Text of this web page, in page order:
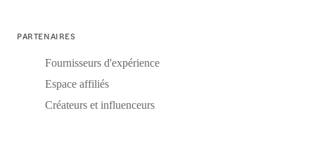
PARTENAIRES
Fournisseurs d'expérience
Espace affiliés
Créateurs et influenceurs